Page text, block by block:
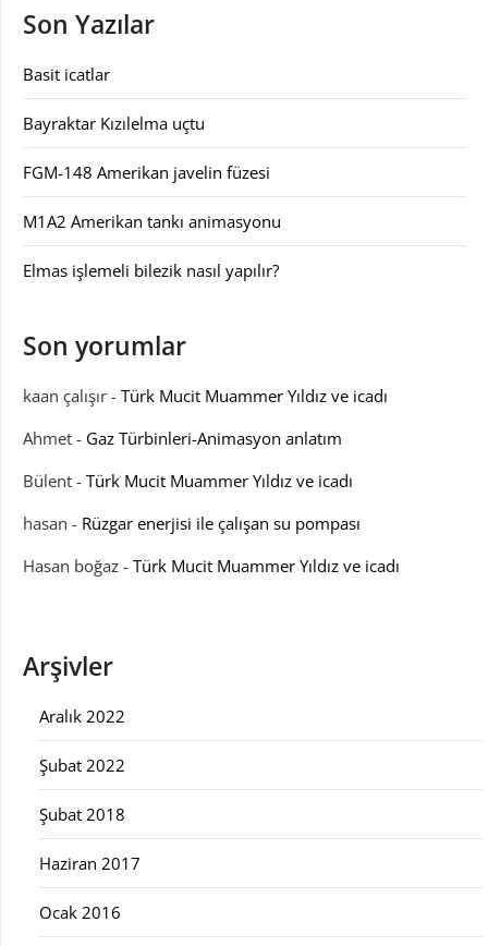
Son Yazılar
Basit icatlar
Bayraktar Kızılelma uçtu
FGM-148 Amerikan javelin füzesi
M1A2 Amerikan tankı animasyonu
Elmas işlemeli bilezik nasıl yapılır?
Son yorumlar
kaan çalışır - Türk Mucit Muammer Yıldız ve icadı
Ahmet - Gaz Türbinleri-Animasyon anlatım
Bülent - Türk Mucit Muammer Yıldız ve icadı
hasan - Rüzgar enerjisi ile çalışan su pompası
Hasan boğaz - Türk Mucit Muammer Yıldız ve icadı
Arşivler
Aralık 2022
Şubat 2022
Şubat 2018
Haziran 2017
Ocak 2016